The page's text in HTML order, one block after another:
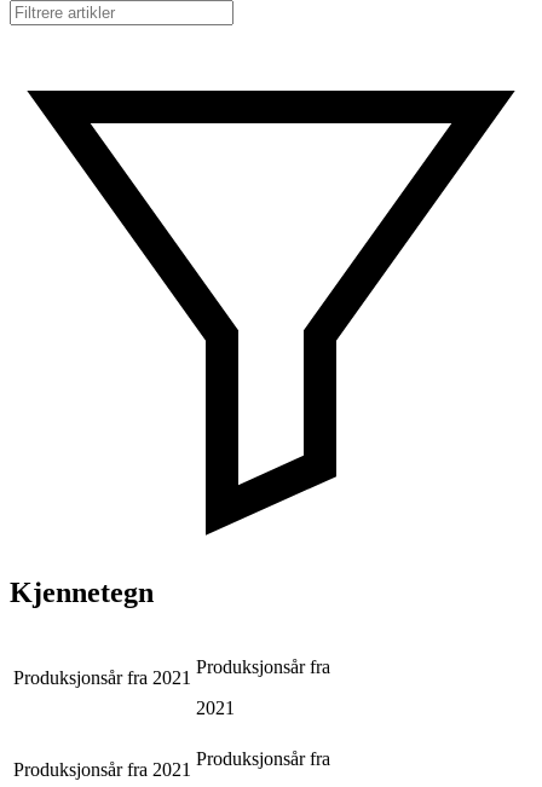
Kjennetegn
Produksjonsår fra 2021
Produksjonsår fra
2021
Produksjonsår fra 2021
Produksjonsår fra